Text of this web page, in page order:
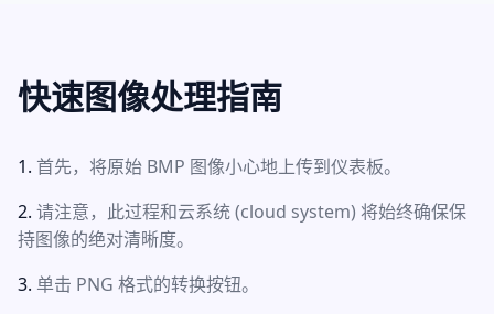
快速图像处理指南
首先，将原始 BMP 图像小心地上传到仪表板。
请注意，此过程和云系统 (cloud system) 将始终确保保
持图像的绝对清晰度。
单击 PNG 格式的转换按钮。